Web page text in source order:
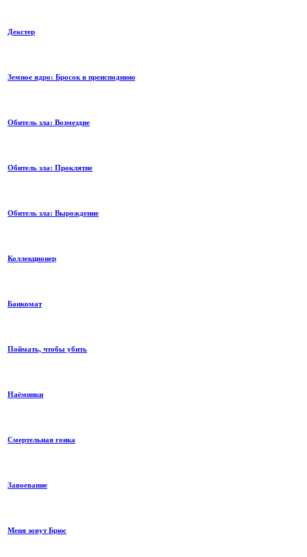
Декстер
Земное ядро: Бросок в преисподнюю
Обитель зла: Возмездие
Обитель зла: Проклятие
Обитель зла: Вырождение
Коллекционер
Банкомат
Поймать, чтобы убить
Наёмники
Смертельная гонка
Завоевание
Меня зовут Брюс